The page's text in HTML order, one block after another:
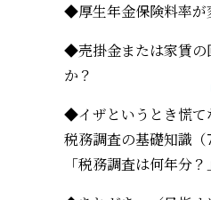
◆厚生年金保険料率が
◆売掛金または家賃の
か？
◆イザというとき慌て
税務調査の基礎知識（7
「税務調査は何年分？」